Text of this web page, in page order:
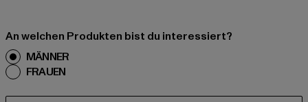
An welchen Produkten bist du interessiert?
MÄNNER
FRAUEN